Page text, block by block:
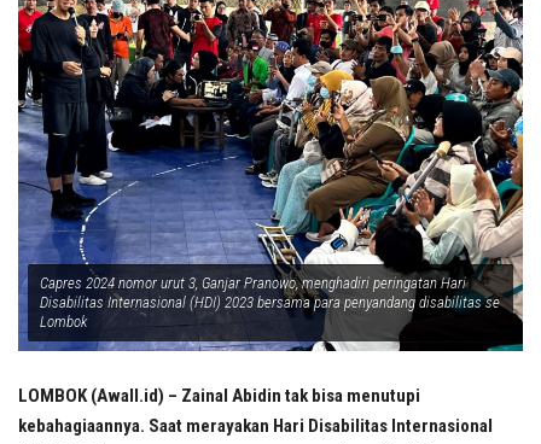
Capres 2024 nomor urut 3, Ganjar Pranowo, menghadiri peringatan Hari
Disabilitas Internasional (HDI) 2023 bersama para penyandang disabilitas se
Lombok
LOMBOK (Awall.id) – Zainal Abidin tak bisa menutupi
kebahagiaannya. Saat merayakan Hari Disabilitas Internasional